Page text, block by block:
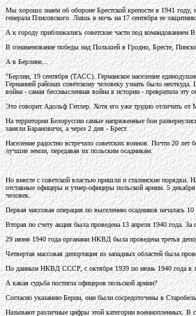
Мы хорошо знаем об обороне Брестской крепости в 1941 году,
генерала Плисовского. Лишь в ночь на 17 сентября ее
А к городу приближались советские части под
В ознаменование победы над Польшей в Гродно, Бресте,
А в Берлине...
"Берлин, 19 сентября (ТАСС). Германское население
Германией районах советскому человеку узнать было
война - самая бессмысленная война в истории - превратила эту
Это говорит Адольф Гитлер. Хотя его уже трудно отличить от
На территории Белоруссии самые напряженные бои
заняли Барановичи, а через 2 дня - Брест.
Население радостно встречало советских воинов. Почти 20
лучшие земли, передавая их польским осадникам.
Но вместе с советской властью пришли и сталинские
отставные офицеры и утнер-офицеры польской армии. 5
человек.
Первая массовая операция по выселению осадников началась
Вторая по счету акция была проведена 13 апреля 1940 года.
29 июня 1940 года органами НКВД была проведена третья
Четвертая массовая депортация из западных областей была
По данным НКВД СССР, с октября 1939 по июнь 1940 года в
А какая судьба постигла офицеров польской армии?
Согласно указанию Берии, они были сосредоточены в
Называют различные цифры этой категории военнопленных. В